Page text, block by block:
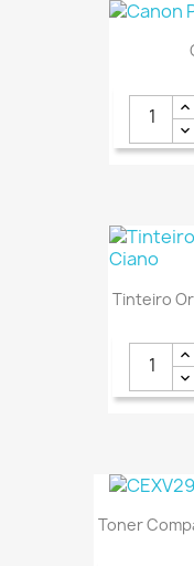
Tinteiro
Toner